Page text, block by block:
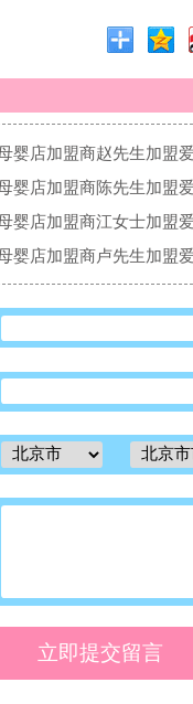
立即提交留言